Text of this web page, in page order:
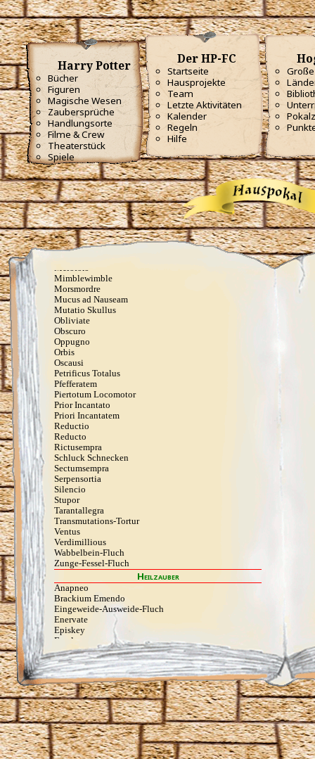
Harry Potter
Bücher
Figuren
Magische Wesen
Zaubersprüche
Handlungsorte
Filme & Crew
Theaterstück
Spiele
Der HP-FC
Startseite
Hausprojekte
Team
Letzte Aktivitäten
Kalender
Regeln
Hilfe
Deprimo
Descendo
Draconifors
Ebublio
Emuvilus
Engorgio Skullus
Entomorphis
Everte Statum
Expellimellius
Expulso
Flagrante
Flederwichtfluch
Flipendo
Fracto Strata
Fulgari
Furnunculus
Glacius
Inanimatus
Konjunktivitis-Fluch
Lacarnum Inflamari
Langlock
Legilimens
Levicorpus
Locomotor Wibbly
Melofors
Mimblewimble
Morsmordre
Mucus ad Nauseam
Mutatio Skullus
Obliviate
Obscuro
Oppugno
Orbis
Oscausi
Petrificus Totalus
Pfefferatem
Piertotum Locomotor
Prior Incantato
Priori Incantatem
Reductio
Reducto
Rictusempra
Schluck Schnecken
Sectumsempra
Serpensortia
Silencio
Stupor
Tarantallegra
Transmutations-Tortur
Ventus
Verdimillious
Wabbelbein-Fluch
Zunge-Fessel-Fluch
Heilzauber
Anapneo
Brackium Emendo
Eingeweide-Ausweide-Fluch
Enervate
Episkey
Ferula
Rennervate
Surgito
Vulnera Sanentur
Unverzeihliche Flüche
Avada Kedavra
Crucio
Imperio
Verteidigungszauber
Aqua Eructo
Arania Exumai